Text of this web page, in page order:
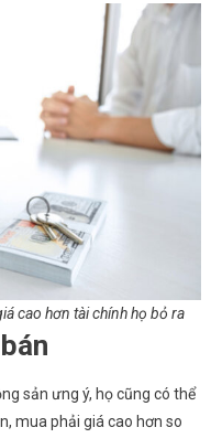
cao hơn tài chính họ bỏ ra
sản ưng ý, họ cũng có thể
mua phải giá cao hơn so